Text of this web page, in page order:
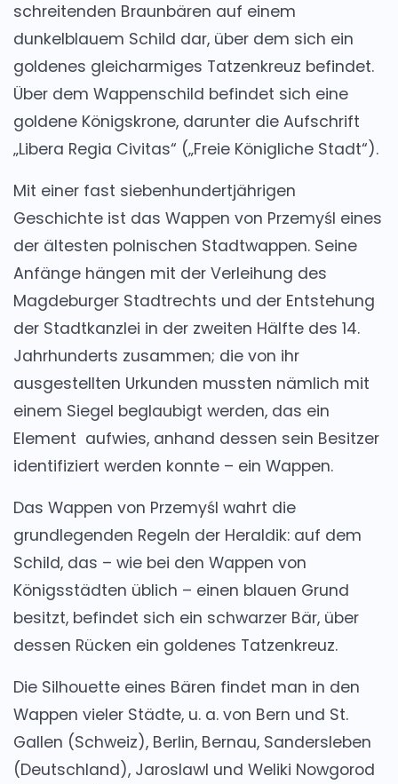
schreitenden Braunbären auf einem
dunkelblauem Schild dar, über dem sich ein
goldenes gleicharmiges Tatzenkreuz befindet.
Über dem Wappenschild befindet sich eine
goldene Königskrone, darunter die Aufschrift
„Libera Regia Civitas“ („Freie Königliche Stadt“).
Mit einer fast siebenhundertjährigen
Geschichte ist das Wappen von Przemyśl eines
der ältesten polnischen Stadtwappen. Seine
Anfänge hängen mit der Verleihung des
Magdeburger Stadtrechts und der Entstehung
der Stadtkanzlei in der zweiten Hälfte des 14.
Jahrhunderts zusammen; die von ihr
ausgestellten Urkunden mussten nämlich mit
einem Siegel beglaubigt werden, das ein
Element aufwies, anhand dessen sein Besitzer
identifiziert werden konnte – ein Wappen.
Das Wappen von Przemyśl wahrt die
grundlegenden Regeln der Heraldik: auf dem
Schild, das – wie bei den Wappen von
Königsstädten üblich – einen blauen Grund
besitzt, befindet sich ein schwarzer Bär, über
dessen Rücken ein goldenes Tatzenkreuz.
Die Silhouette eines Bären findet man in den
Wappen vieler Städte, u. a. von Bern und St.
Gallen (Schweiz), Berlin, Bernau, Sandersleben
(Deutschland), Jaroslawl und Weliki Nowgorod